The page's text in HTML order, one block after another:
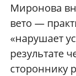
Миронова
вето —
«нарушает
результате
стороннику